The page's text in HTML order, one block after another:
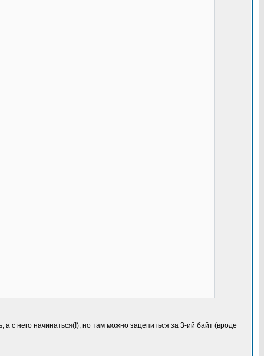
с него начинаться(!), но там можно зацепиться за 3-ий байт (вроде